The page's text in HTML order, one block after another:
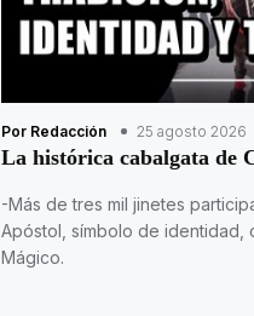
Por Redacción 25 agosto 2026
La histórica cabalgata de
-Más de tres mil jinetes
Apóstol, símbolo de identidad,
Mágico.